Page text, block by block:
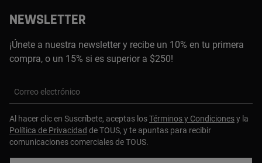
NEWSLETTER
¡Únete a nuestra newsletter y recibe un 10% en tu primera
compra, o un 15% si es superior a $250!
Correo electrónico
Al hacer clic en Suscríbete, aceptas losTérminos y Condicionesy la
Política de Privacidad de TOUS, y te apuntas para recibir
comunicaciones comerciales de TOUS.